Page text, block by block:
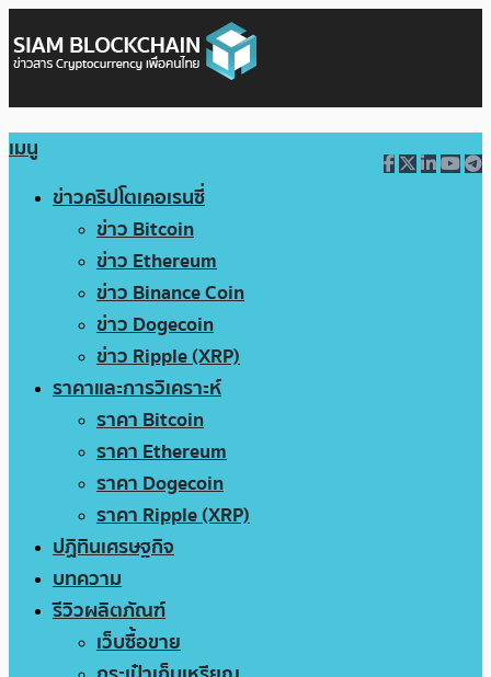
เมนู
ข่าวคริปโตเคอเรนซี่
ข่าว Bitcoin
ข่าว Ethereum
ข่าว Binance Coin
ข่าว Dogecoin
ข่าว Ripple (XRP)
ราคาและการวิเคราะห์
ราคา Bitcoin
ราคา Ethereum
ราคา Dogecoin
ราคา Ripple (XRP)
ปฏิทินเศรษฐกิจ
บทความ
รีวิวผลิตภัณฑ์
เว็บซื้อขาย